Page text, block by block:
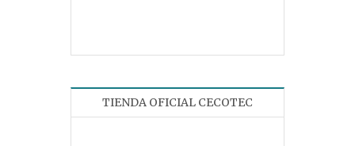
TIENDA OFICIAL CECOTEC